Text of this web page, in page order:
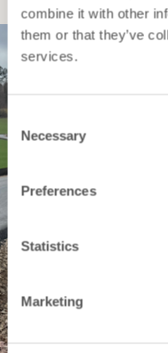
combine it with other
them or that they’ve
services.
Consent
Selection
Necessary
Preferences
Statistics
Marketing